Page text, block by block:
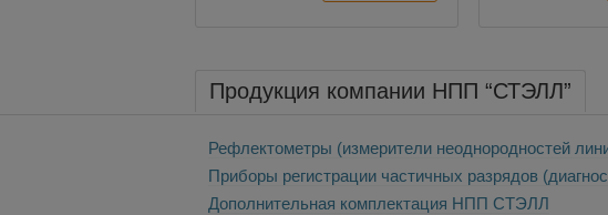
Продукция компании НПП “СТЭЛЛ”
Рефлектометры (измерители неоднородностей
Приборы регистрации частичных разрядов
Дополнительная комплектация НПП СТЭЛЛ